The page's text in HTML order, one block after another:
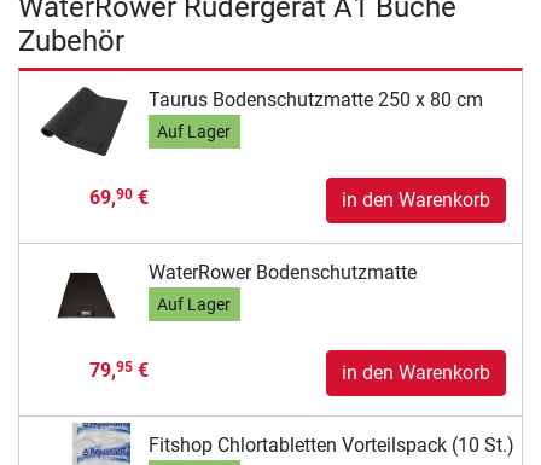
WaterRower Rudergerät A1 Buche
Zubehör
Taurus Bodenschutzmatte 250 x 80 cm
Auf Lager
69,90€ in den Warenkorb
WaterRower Bodenschutzmatte
Auf Lager
79,95€ in den Warenkorb
Fitshop Chlortabletten Vorteilspack (10 St.)